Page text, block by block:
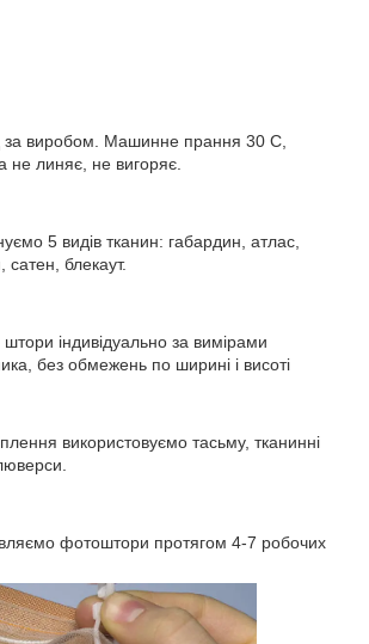
за виробом. Машинне прання 30 С,
не линяє, не вигоряє.
5 видів тканин: габардин, атлас,
блекаут.
індивідуально за вимірами
без обмежень по ширині і висоті
використовуємо тасьму, тканинні
фотоштори протягом 4-7 робочих